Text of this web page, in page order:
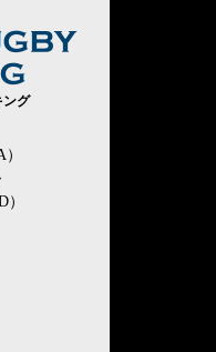
ング